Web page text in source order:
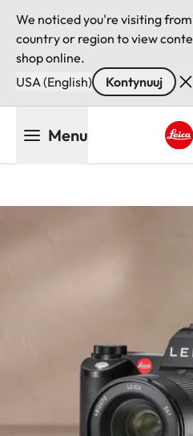
We noticed you're visiting from
country or region to view
shop online.
USA (English)
Kontynuuj
Menu